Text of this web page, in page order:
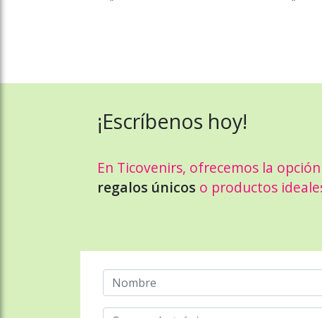
¡Escríbenos hoy!
En Ticovenirs, ofrecemos la
regalos únicos o productos